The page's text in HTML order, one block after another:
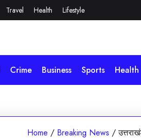
Travel Health Lifestyle
Crime Business Sports Health
Home / Breaking News /